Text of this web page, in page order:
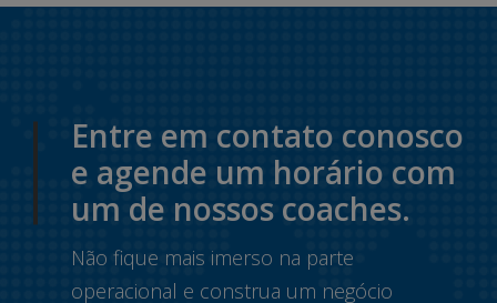
Entre em contato conosco
e agende um horário com
um de nossos coaches.
Não fique mais imerso na parte
operacional e construa um negócio